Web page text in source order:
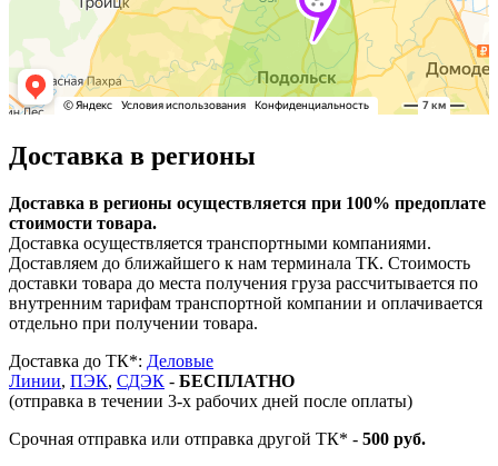
Доставка в регионы
Доставка в регионы осуществляется при 100% предоплате
стоимости товара.
Доставка осуществляется транспортными компаниями.
Доставляем до ближайшего к нам терминала ТК. Стоимость
доставки товара до места получения груза рассчитывается по
внутренним тарифам транспортной компании и оплачивается
отдельно при получении товара.
Доставка до ТК*: Деловые
Линии, ПЭК, СДЭК - БЕСПЛАТНО
(отправка в течении 3-х рабочих дней после оплаты)
Срочная отправка или отправка другой ТК* - 500 руб.